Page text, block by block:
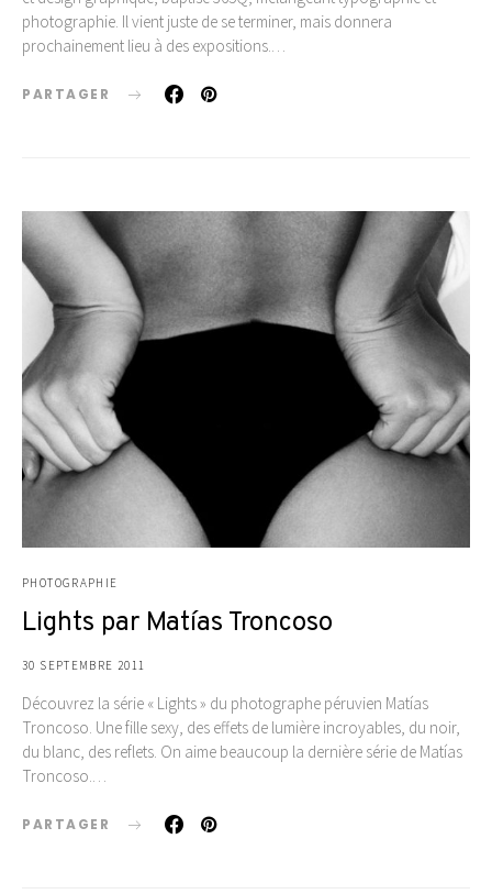
photographie. Il vient juste de se terminer, mais donnera
prochainement lieu à des expositions.…
PARTAGER
PHOTOGRAPHIE
Lights par Matías Troncoso
30 SEPTEMBRE 2011
Découvrez la série « Lights » du photographe péruvien Matías
Troncoso. Une fille sexy, des effets de lumière incroyables, du noir,
du blanc, des reflets. On aime beaucoup la dernière série de Matías
Troncoso.…
PARTAGER